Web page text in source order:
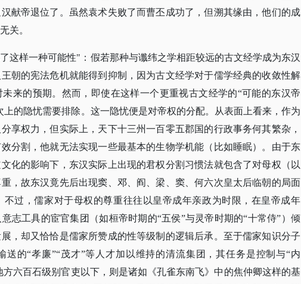
献帝退位了。虽然袁术失败了而曹丕成功了，但溯其缘由，他们的成
关。
这样一种可能性"：假若那种与谶纬之学相距较远的古文经学成为东汉
朝的宪法危机就能得到抑制，因为古文经学对于儒学经典的收敛性解
来的预期。然而，即使在这样一个更重视古文经学的“可能的东汉帝
上的隐忧需要排除。这一隐忧便是对帝权的分配。从表面上看来，作为
享权力，但实际上，天下十三州一百零五郡国的行政事务何其繁杂，
分割，他就无法实现一些最基本的生物学机能（比如睡眠）。由于东
化的影响下，东汉实际上出现的君权分割习惯法就包含了对母权（以
，故东汉竟先后出现窦、邓、阎、梁、窦、何六次皇太后临朝的局面
不过，儒家对于母权的尊重往往以皇帝成年亲政为时限，在皇帝成年
志工具的宦官集团（如桓帝时期的“五侯”与灵帝时期的“十常侍”）倾
，却又恰恰是儒家所赞成的性等级制的逻辑后承。至于儒家知识分子
送的“孝廉”“茂才”等人才加以维持的清流集团，其任务是控制与“内
方六百石级别官吏以下，则是诸如《孔雀东南飞》中的焦仲卿这样的基